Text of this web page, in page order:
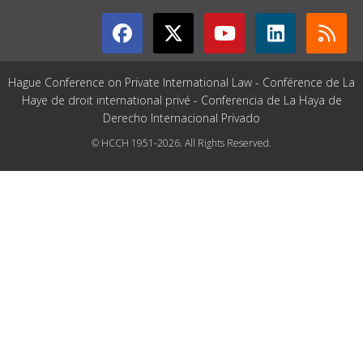
Hague Conference on Private International Law - Conférence de La
Haye de droit international privé - Conferencia de La Haya de
Derecho Internacional Privado
© HCCH 1951-2026. All Rights Reserved.